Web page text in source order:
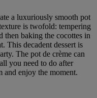
a luxuriously smooth pot
is twofold: tempering
then baking the cocottes in
This decadent dessert is
The pot de crème can
you need to do after
and enjoy the moment.